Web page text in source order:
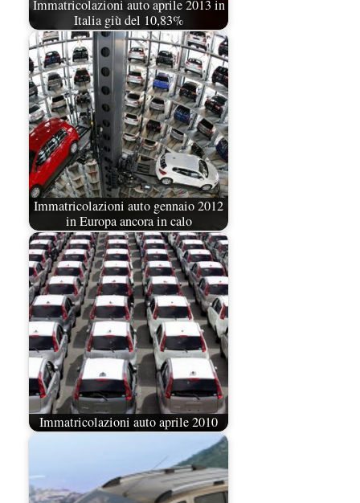
Immatricolazioni auto aprile 2013 in
Italia giù del 10,83%
Immatricolazioni auto gennaio 2012
in Europa ancora in calo
Immatricolazioni auto aprile 2010